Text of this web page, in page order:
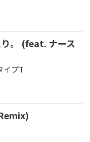
。 (feat. ナース
イプT